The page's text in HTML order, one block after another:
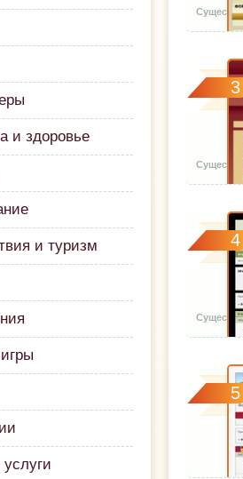
и здоровье
и туризм
3
4
5